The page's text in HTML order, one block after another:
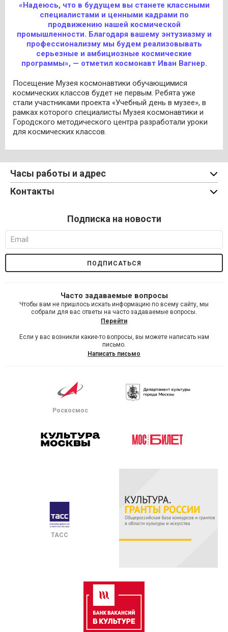
«Надеюсь, что в будущем вы станете классными
специалистами и ценными кадрами по
продвижению нашей космической
промышленности. Благодаря вашему энтузиазму и
профессионализму мы будем реализовывать
серьезные и амбициозные космические
программы», — отметил космонавт Иван Вагнер.
Посещение Музея космонавтики обучающимися
космических классов будет не первым. Ребята уже
стали участниками проекта «Учебный день в музее», в
рамках которого специалисты Музея космонавтики и
Городского методического центра разработали уроки
для космических классов.
Часы работы и адрес
Контакты
Подписка на новости
Часто задаваемые вопросы
Чтобы вам не пришлось искать информацию по всему сайту, мы
собрали для вас ответы на часто задаваемые вопросы.
Перейти
Если у вас возникли какие-то вопросы, вы можете написать нам
письмо.
Написать письмо
Роскосмос
ТАСС